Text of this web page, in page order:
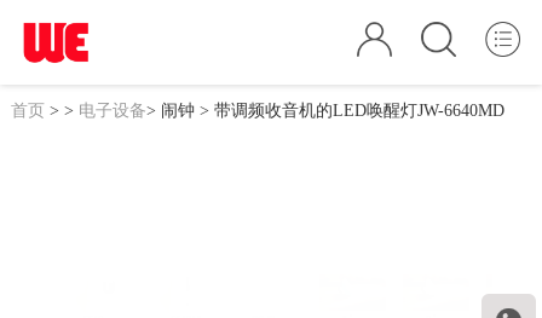
首页> > 电子设备> 闹钟> 带调频收音机的LED唤醒灯JW-6640MD